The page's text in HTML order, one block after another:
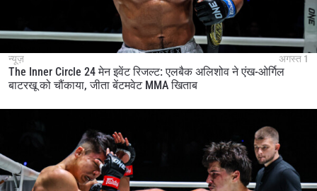
न्यूज़ अगस्त 1
The Inner Circle 24 मेन इवेंट रिजल्ट: एलबैक अलिशोव ने एंख-ओर्गिल
बाटरखू को चौंकाया, जीता बेंटमवेट MMA खिताब